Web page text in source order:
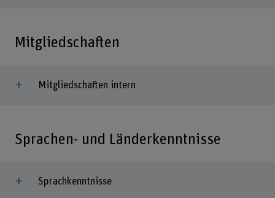
Mitgliedschaften
Mitgliedschaften intern
Sprachen- und Länderkenntnisse
Sprachkenntnisse